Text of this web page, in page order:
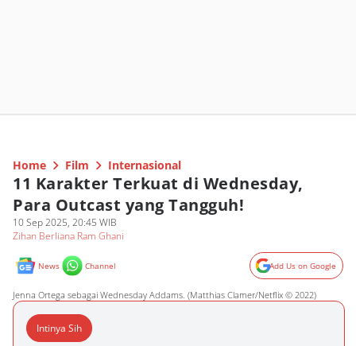
Home Film Internasional
11 Karakter Terkuat di Wednesday,
Para Outcast yang Tangguh!
10 Sep 2025, 20:45 WIB
Zihan Berliana Ram Ghani
News Channel Add Us on Google
Jenna Ortega sebagai Wednesday Addams. (Matthias Clamer/Netflix © 2022)
Intinya Sih